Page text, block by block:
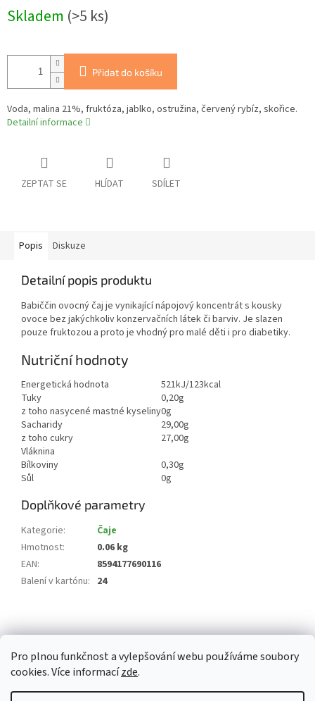
Pro plnou funkčnost a vylepšování webu používáme soubory
cookies. Více informacízde.
cena:
Skladem (>5 ks)
Přidat do košíku
Voda, malina 21%, fruktóza, jablko, ostružina, červený rybíz, skořice.
Detailní informace
ZEPTAT SE HLÍDAT SDÍLET
Popis Diskuze
Detailní popis produktu
Babiččin ovocný čaj je vynikající nápojový koncentrát s kousky
ovoce bez jakýchkoliv konzervačních látek či barviv. Je slazen
pouze fruktozou a proto je vhodný pro malé děti i pro diabetiky.
Nutriční hodnoty
Energetická hodnota
521kJ/123kcal
Tuky
0,20g
z toho nasycené mastné kyseliny0g
Sacharidy
29,00g
z toho cukry
27,00g
Vláknina
Bílkoviny
0,30g
Sůl
0g
Doplňkové parametry
Kategorie:
Čaje
Hmotnost:
0.06 kg
EAN:
8594177690116
Balení v kartónu: 24
á